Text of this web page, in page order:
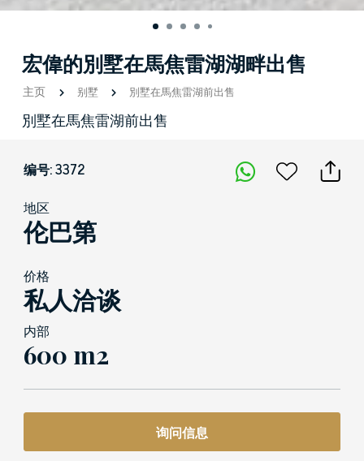
宏偉的別墅在馬焦雷湖湖畔出售
主页 别墅 別墅在馬焦雷湖前出售
別墅在馬焦雷湖前出售
编号: 3372
地区
伦巴第
价格
私人洽谈
内部
600 m2
询问信息